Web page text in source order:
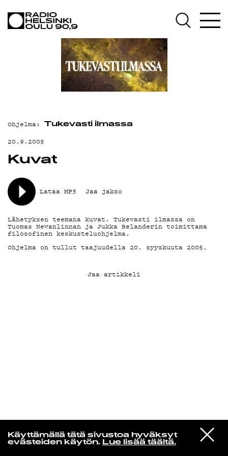
Käyttämällä tätä sivustoa hyväksyt
evästeiden käytön. Lue lisää täältä.
VIESTI
STUDIOON
Dj Kridlokk
Hai
AJANKOHTAISTA
OHJELMAT
TEKIJÄT
ON-DEMAND
MAINOSTA
YHTEYSTIEDOT
G LIVELAB
YSTÄVÄKLUBI
TIETOSUOJA
KIRJAUDU SISÄÄN
Ohjelma: Tukevasti ilmassa
20.9.2005
Kuvat
Lataa MP3 Jaa jakso
Lähetyksen teemana kuvat. Tukevasti ilmassa on
Tuomas Nevanlinnan ja Jukka Relanderin toimittama
filosofinen keskusteluohjelma.
Ohjelma on tullut taajuudella 20. syyskuuta 2005.
Jaa artikkeli